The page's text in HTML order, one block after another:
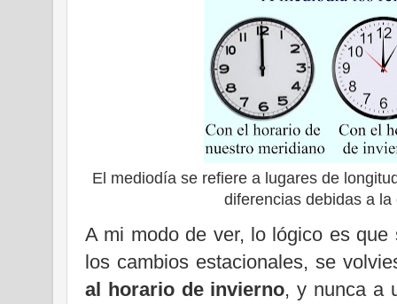
El mediodía se refiere a lugares de
diferencias debidas a
A mi modo de ver, lo lógico es
los cambios estacionales, se
al horario de invierno, y nunca a